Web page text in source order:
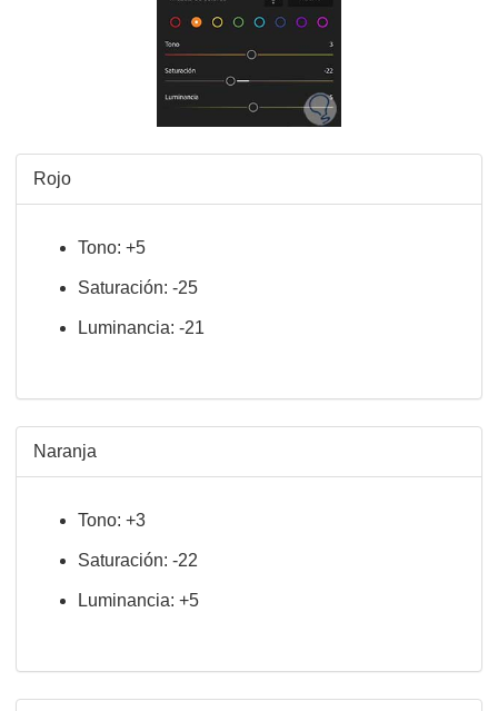
Rojo
Tono: +5
Saturación: -25
Luminancia: -21
Naranja
Tono: +3
Saturación: -22
Luminancia: +5